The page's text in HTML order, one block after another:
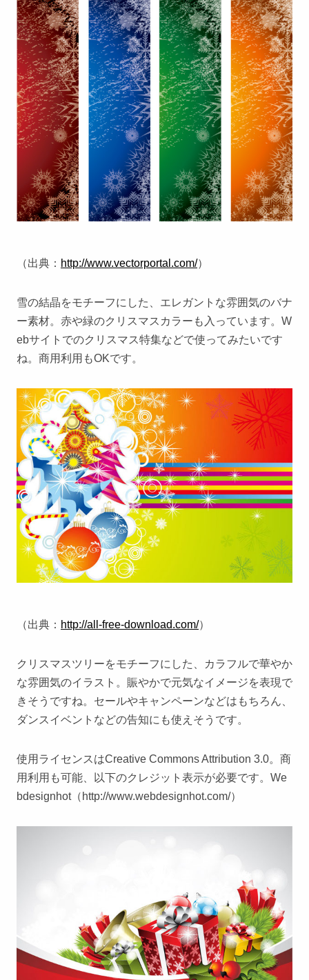
（出典： http://www.vectorportal.com/）
雪の結晶をモチーフにした、エレガントな雰囲気のバナ
ー素材。赤や緑のクリスマスカラーも入っています。W
ebサイトでのクリスマス特集などで使ってみたいです
ね。商用利用もOKです。
（出典： http://all-free-download.com/）
クリスマスツリーをモチーフにした、カラフルで華やか
な雰囲気のイラスト。賑やかで元気なイメージを表現で
きそうですね。セールやキャンペーンなどはもちろん、
ダンスイベントなどの告知にも使えそうです。
使用ライセンスはCreative Commons Attribution 3.0。商
用利用も可能、以下のクレジット表示が必要です。We
bdesignhot（http://www.webdesignhot.com/）